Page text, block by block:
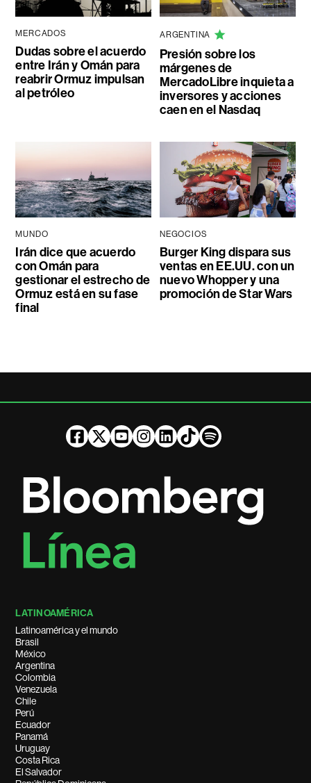
MERCADOS
Dudas sobre el acuerdo
entre Irán y Omán para
reabrir Ormuz impulsan
al petróleo
ARGENTINA
Presión sobre los
márgenes de
MercadoLibre inquieta a
inversores y acciones
caen en el Nasdaq
MUNDO
Irán dice que acuerdo
con Omán para
gestionar el estrecho de
Ormuz está en su fase
final
NEGOCIOS
Burger King dispara sus
ventas en EE.UU. con un
nuevo Whopper y una
promoción de Star Wars
LATINOAMÉRICA
Latinoamérica y el mundo
Brasil
México
Argentina
Colombia
Venezuela
Chile
Perú
Ecuador
Panamá
Uruguay
Costa Rica
El Salvador